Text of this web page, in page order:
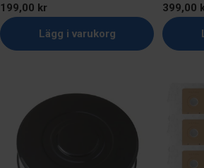
Ordinarie
pris
199,00 kr
Lägg i varukorg
pris
399,00